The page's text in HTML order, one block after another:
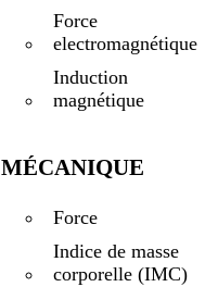
Force
electromagnétique
Induction
magnétique
MÉCANIQUE
Force
Indice de masse
corporelle (IMC)